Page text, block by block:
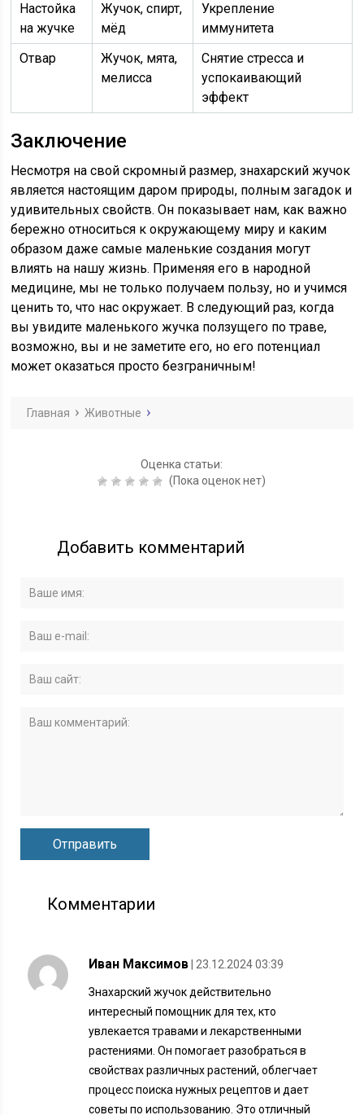
Настойка
на жучке
Жучок, спирт,
мёд
Укрепление
иммунитета
Отвар
Жучок, мята,
мелисса
Снятие стресса и
успокаивающий
эффект
Заключение
Несмотря на свой скромный размер, знахарский жучок
является настоящим даром природы, полным загадок и
удивительных свойств. Он показывает нам, как важно
бережно относиться к окружающему миру и каким
образом даже самые маленькие создания могут
влиять на нашу жизнь. Применяя его в народной
медицине, мы не только получаем пользу, но и учимся
ценить то, что нас окружает. В следующий раз, когда
вы увидите маленького жучка ползущего по траве,
возможно, вы и не заметите его, но его потенциал
может оказаться просто безграничным!
Главная Животные
Оценка статьи:
(Пока оценок нет)
Добавить комментарий
Комментарии
Иван Максимов | 23.12.2024 03:39
Знахарский жучок действительно
интересный помощник для тех, кто
увлекается травами и лекарственными
растениями. Он помогает разобраться в
свойствах различных растений, облегчает
процесс поиска нужных рецептов и дает
советы по использованию. Это отличный